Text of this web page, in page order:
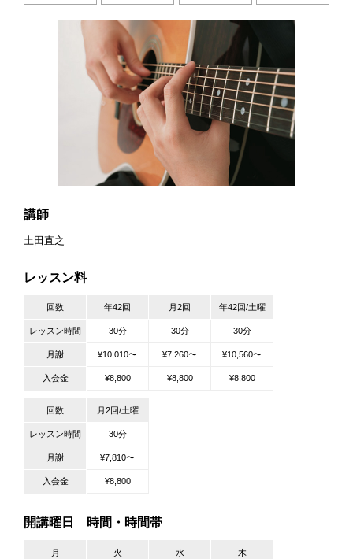
講師
土田直之
レッスン料
回数 年42回 月2回 年42回/土曜
レッスン時間 30分 30分 30分
月謝 ¥10,010〜 ¥7,260〜 ¥10,560〜
入会金 ¥8,800 ¥8,800 ¥8,800
回数 月2回/土曜
レッスン時間 30分
月謝 ¥7,810〜
入会金 ¥8,800
開講曜日 時間・時間帯
月 火 水 木